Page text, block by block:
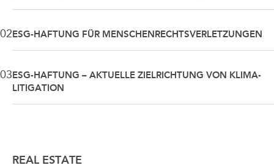
02 ESG-HAFTUNG FÜR MENSCHENRECHTSVERLETZUNGEN
03 ESG-HAFTUNG – AKTUELLE ZIELRICHTUNG VON KLIMA-
LITIGATION
REAL ESTATE